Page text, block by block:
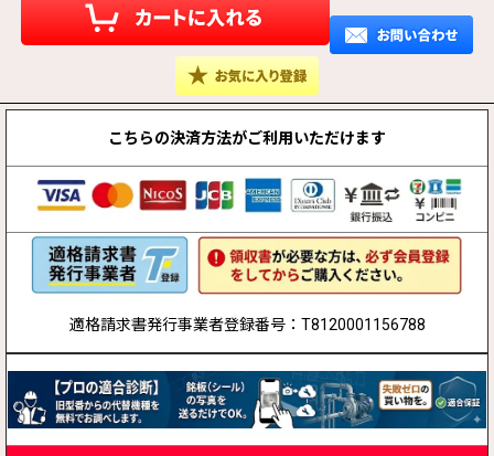
こちらの決済方法がご利用いただけます
適格請求書発行事業者登録番号：T8120001156788